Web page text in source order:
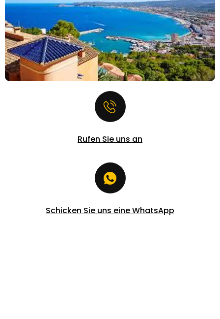
Rufen Sie uns an
Schicken Sie uns eine WhatsApp